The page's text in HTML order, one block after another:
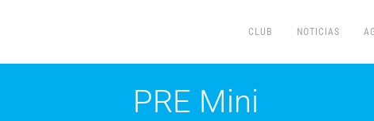
CLUB NOTICIAS
PRE Mini